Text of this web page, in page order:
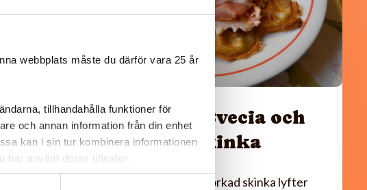
webbplats måste du därför vara 25 år
tillhandahålla funktioner för
och annan information från din enhet
kan i sin tur kombinera informationen
har använt deras tjänster.
Våfflor med Svecia och
lufttorkad skinka
Svecia, paprika och lufttorkad skinka lyfter